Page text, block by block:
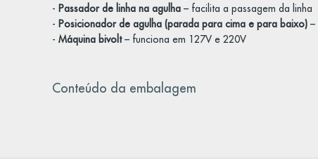
- Passador de linha na agulha– facilita a passagem da linha
- Posicionador de agulha (parada para cima e para baixo)–
- Máquina bivolt– funciona em 127V e 220V
Conteúdo da embalagem